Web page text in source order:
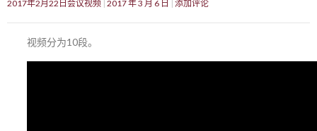
2017年2月22日会议视频 2017 年 3 月 6 日 添加评论
视频分为10段。